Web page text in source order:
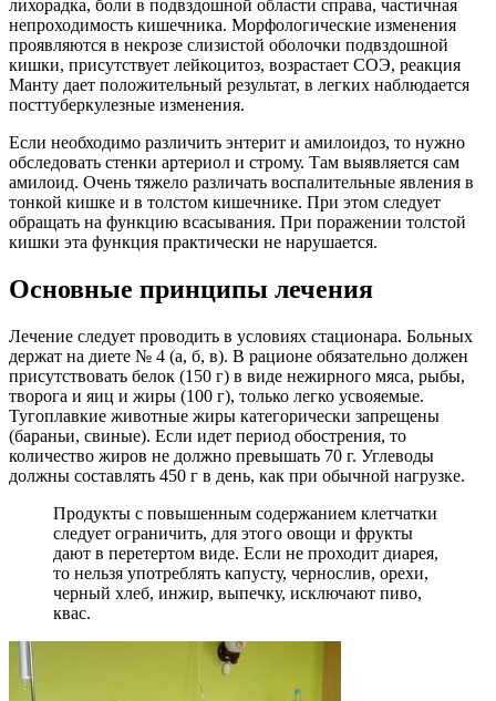
лихорадка, боли в подвздошной области справа, частичная
непроходимость кишечника. Морфологические изменения
проявляются в некрозе слизистой оболочки подвздошной
кишки, присутствует лейкоцитоз, возрастает СОЭ, реакция
Манту дает положительный результат, в легких наблюдается
посттуберкулезные изменения.
Если необходимо различить энтерит и амилоидоз, то нужно
обследовать стенки артериол и строму. Там выявляется сам
амилоид. Очень тяжело различать воспалительные явления в
тонкой кишке и в толстом кишечнике. При этом следует
обращать на функцию всасывания. При поражении толстой
кишки эта функция практически не нарушается.
Основные принципы лечения
Лечение следует проводить в условиях стационара. Больных
держат на диете № 4 (а, б, в). В рационе обязательно должен
присутствовать белок (150 г) в виде нежирного мяса, рыбы,
творога и яиц и жиры (100 г), только легко усвояемые.
Тугоплавкие животные жиры категорически запрещены
(бараньи, свиные). Если идет период обострения, то
количество жиров не должно превышать 70 г. Углеводы
должны составлять 450 г в день, как при обычной нагрузке.
Продукты с повышенным содержанием клетчатки
следует ограничить, для этого овощи и фрукты
дают в перетертом виде. Если не проходит диарея,
то нельзя употреблять капусту, чернослив, орехи,
черный хлеб, инжир, выпечку, исключают пиво,
квас.